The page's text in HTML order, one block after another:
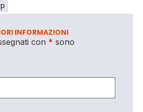
INFORMAZIONI
con * sono